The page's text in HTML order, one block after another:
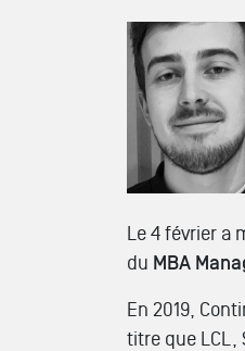
Le 4 février a
du MBA
En 2019,
titre que LCL,